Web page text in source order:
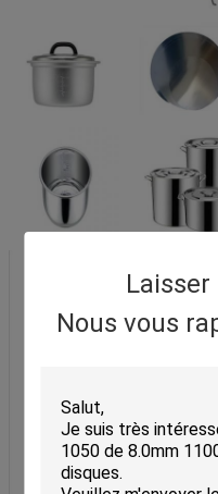
Nous vous